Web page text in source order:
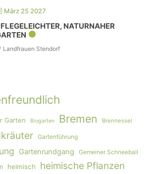
März 25 2027
NATURNAHER
Landfrauen Stendorf
Garten Biogarten Bremen Brennessel
Gartenführung
Gartenrundgang
Gemeiner Schneeball
heimisch heimische Pflanzen